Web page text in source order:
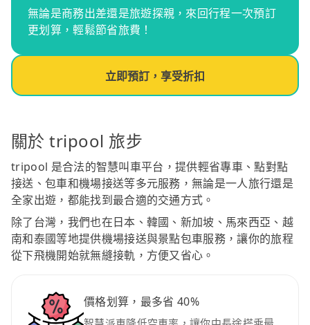
無論是商務出差還是旅遊探親，來回行程一次預訂
更划算，輕鬆節省旅費！
立即預訂，享受折扣
關於 tripool 旅步
tripool 是合法的智慧叫車平台，提供輕省專車、點對點
接送、包車和機場接送等多元服務，無論是一人旅行還是
全家出遊，都能找到最合適的交通方式。
除了台灣，我們也在日本、韓國、新加坡、馬來西亞、越
南和泰國等地提供機場接送與景點包車服務，讓你的旅程
從下飛機開始就無縫接軌，方便又省心。
價格划算，最多省 40%